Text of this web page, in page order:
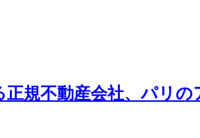
規不動産会社、パリ